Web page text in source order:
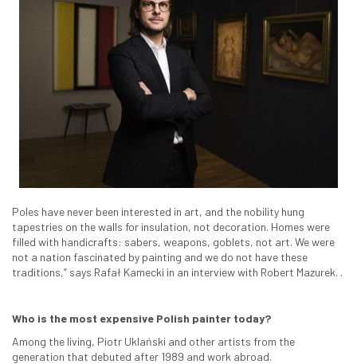
Poles have never been interested in art, and the nobility hung
tapestries on the walls for insulation, not decoration. Homes were
filled with handicrafts: sabers, weapons, goblets, not art. We were
not a nation fascinated by painting and we do not have these
traditions,” says Rafał Kamecki in an interview with Robert Mazurek. .
Who is the most expensive Polish painter today?
Among the living, Piotr Uklański and other artists from the
generation that debuted after 1989 and work abroad.